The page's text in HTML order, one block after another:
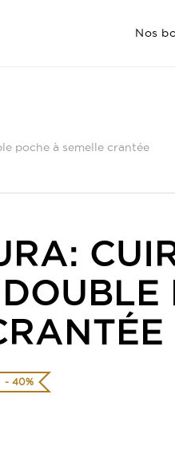
Nos
poche à semelle crantée
- 40%